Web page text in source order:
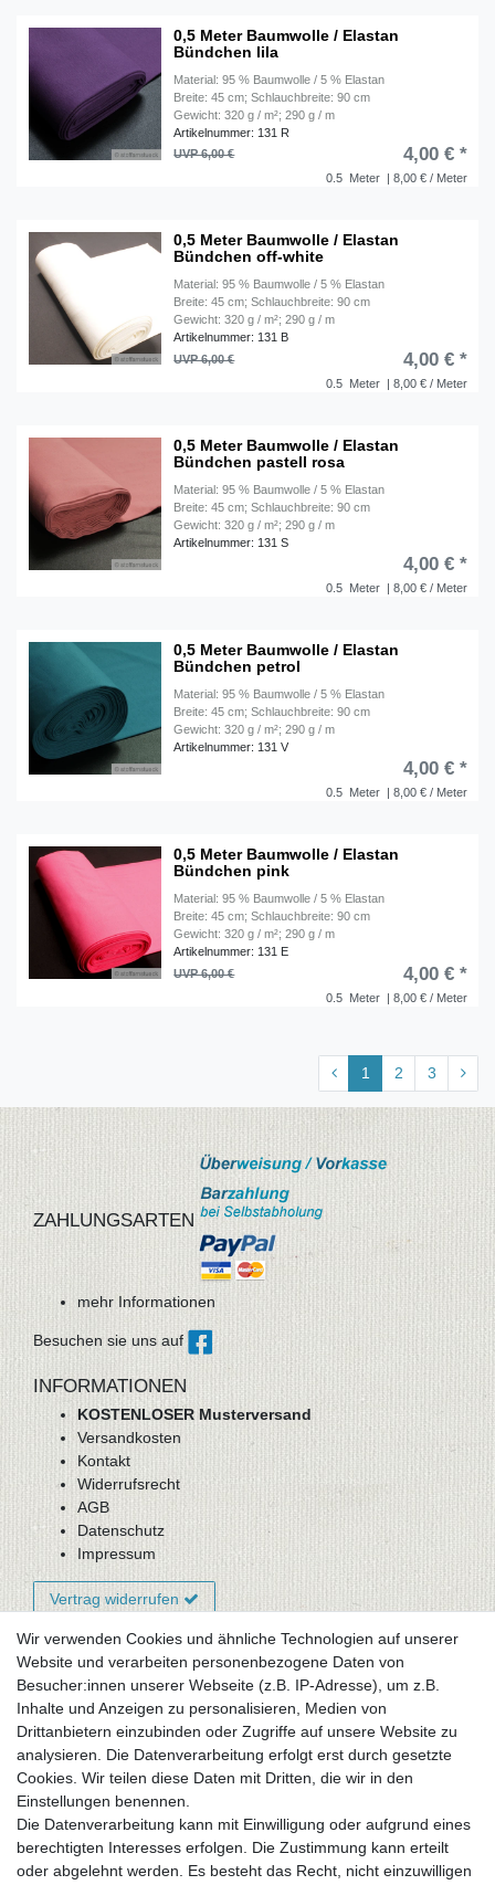
0,5 Meter Baumwolle / Elastan
Bündchen lila
Material: 95 % Baumwolle / 5 % Elastan
Breite: 45 cm; Schlauchbreite: 90 cm
Gewicht: 320 g / m²; 290 g / m
Artikelnummer: 131 R
0.5 Meter | 8,00 € / Meter
UVP 6,00 € 4,00 € *
0,5 Meter Baumwolle / Elastan
Bündchen off-white
Material: 95 % Baumwolle / 5 % Elastan
Breite: 45 cm; Schlauchbreite: 90 cm
Gewicht: 320 g / m²; 290 g / m
Artikelnummer: 131 B
0.5 Meter | 8,00 € / Meter
UVP 6,00 € 4,00 € *
0,5 Meter Baumwolle / Elastan
Bündchen pastell rosa
Material: 95 % Baumwolle / 5 % Elastan
Breite: 45 cm; Schlauchbreite: 90 cm
Gewicht: 320 g / m²; 290 g / m
Artikelnummer: 131 S
0.5 Meter | 8,00 € / Meter
4,00 € *
0,5 Meter Baumwolle / Elastan
Bündchen petrol
Material: 95 % Baumwolle / 5 % Elastan
Breite: 45 cm; Schlauchbreite: 90 cm
Gewicht: 320 g / m²; 290 g / m
Artikelnummer: 131 V
0.5 Meter | 8,00 € / Meter
4,00 € *
0,5 Meter Baumwolle / Elastan
Bündchen pink
Material: 95 % Baumwolle / 5 % Elastan
Breite: 45 cm; Schlauchbreite: 90 cm
Gewicht: 320 g / m²; 290 g / m
Artikelnummer: 131 E
0.5 Meter | 8,00 € / Meter
UVP 6,00 € 4,00 € *
1 2 3
ZAHLUNGSARTEN
mehr Informationen
Besuchen sie uns auf
INFORMATIONEN
KOSTENLOSER Musterversand
Versandkosten
Kontakt
Widerrufsrecht
AGB
Datenschutz
Impressum
Vertrag widerrufen
Newsletter-Anmeldung
FAQ / Fragen
Mein Warenkorb
Mein Merkzettel
Mein Konto
UNSER LADENGESCHÄFT
Gottlieb-Daimler-Str. 10
33334 Gütersloh
Wir verwenden Cookies und ähnliche Technologien auf unserer
Website und verarbeiten personenbezogene Daten von
Besucher:innen unserer Webseite (z.B. IP-Adresse), um z.B.
Inhalte und Anzeigen zu personalisieren, Medien von
Drittanbietern einzubinden oder Zugriffe auf unsere Website zu
analysieren. Die Datenverarbeitung erfolgt erst durch gesetzte
Cookies. Wir teilen diese Daten mit Dritten, die wir in den
Einstellungen benennen.
Die Datenverarbeitung kann mit Einwilligung oder aufgrund eines
berechtigten Interesses erfolgen. Die Zustimmung kann erteilt
oder abgelehnt werden. Es besteht das Recht, nicht einzuwilligen